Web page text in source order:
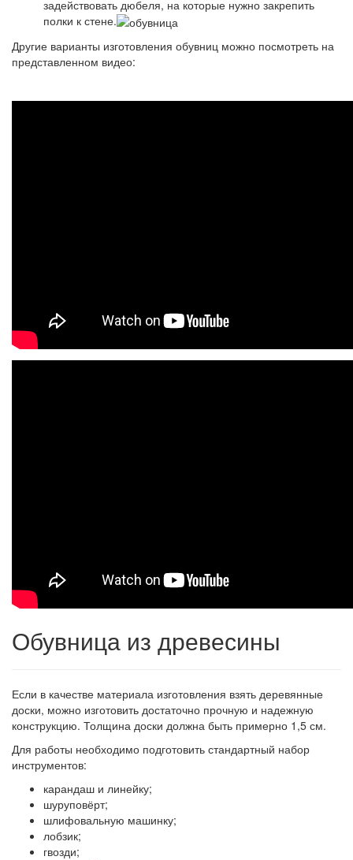
задействовать дюбеля, на которые нужно закрепить
полки к стене.
Другие варианты изготовления обувниц можно посмотреть на
представленном видео:
Обувница из древесины
Если в качестве материала изготовления взять деревянные
доски, можно изготовить достаточно прочную и надежную
конструкцию. Толщина доски должна быть примерно 1,5 см.
Для работы необходимо подготовить стандартный набор
инструментов:
карандаш и линейку;
шуруповёрт;
шлифовальную машинку;
лобзик;
гвозди;